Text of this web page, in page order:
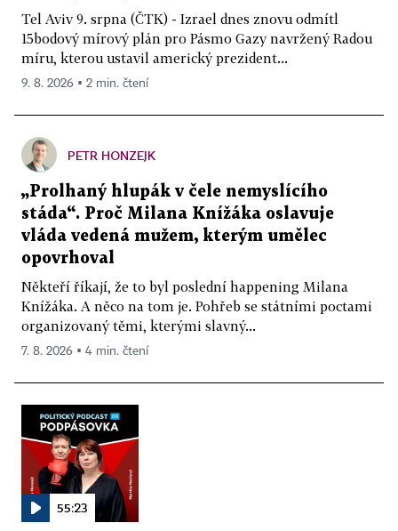
Tel Aviv 9. srpna (ČTK) - Izrael dnes znovu odmítl
15bodový mírový plán pro Pásmo Gazy navržený Radou
míru, kterou ustavil americký prezident...
9. 8. 2026 ▪ 2 min. čtení
PETR HONZEJK
„Prolhaný hlupák v čele nemyslícího
stáda“. Proč Milana Knížáka oslavuje
vláda vedená mužem, kterým umělec
opovrhoval
Někteří říkají, že to byl poslední happening Milana
Knížáka. A něco na tom je. Pohřeb se státními poctami
organizovaný těmi, kterými slavný...
7. 8. 2026 ▪ 4 min. čtení
55:23